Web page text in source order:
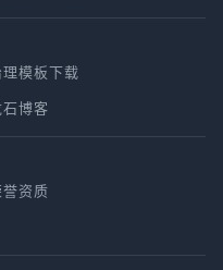
模板下载
博客
资质